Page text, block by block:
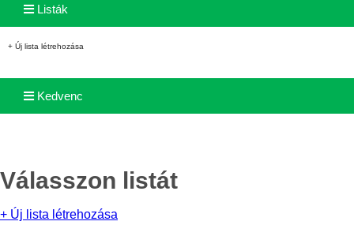
Listák
+ Új lista létrehozása
Kedvenc
Válasszon listát
+ Új lista létrehozása